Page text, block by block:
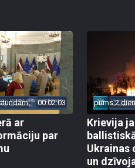
00:02:03
ar
par
pirms 2
Krievija
Ukrainas
un